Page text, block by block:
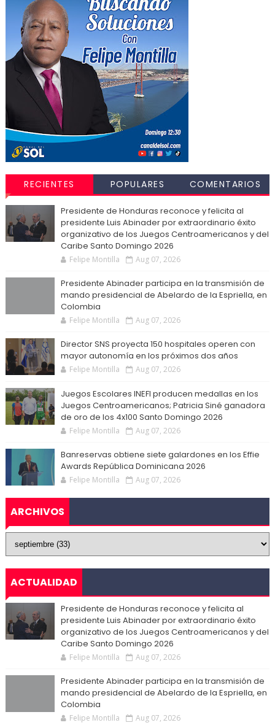
RECIENTES POPULARES COMENTARIOS
Presidente de Honduras reconoce y felicita al
presidente Luis Abinader por extraordinario éxito
organizativo de los Juegos Centroamericanos y del
Caribe Santo Domingo 2026
Felipe Montilla Aug 07, 2026
Presidente Abinader participa en la transmisión de
mando presidencial de Abelardo de la Espriella, en
Colombia
Felipe Montilla Aug 07, 2026
Director SNS proyecta 150 hospitales operen con
mayor autonomía en los próximos dos años
Felipe Montilla Aug 07, 2026
Juegos Escolares INEFI producen medallas en los
Juegos Centroamericanos; Patricia Siné ganadora
de oro de los 4x100 Santo Domingo 2026
Felipe Montilla Aug 07, 2026
Banreservas obtiene siete galardones en los Effie
Awards República Dominicana 2026
Felipe Montilla Aug 07, 2026
ARCHIVOS
ACTUALIDAD
Presidente de Honduras reconoce y felicita al
presidente Luis Abinader por extraordinario éxito
organizativo de los Juegos Centroamericanos y del
Caribe Santo Domingo 2026
Felipe Montilla Aug 07, 2026
Presidente Abinader participa en la transmisión de
mando presidencial de Abelardo de la Espriella, en
Colombia
Felipe Montilla Aug 07, 2026